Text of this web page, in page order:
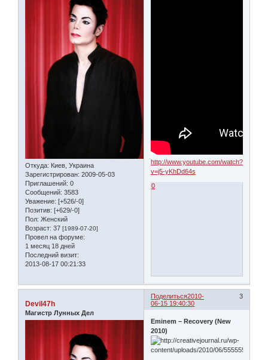
Откуда: Киев, Украина
Зарегистрирован: 2009-05-03
Приглашений: 0
Сообщений: 3583
Уважение: [+526/-0]
Позитив: [+629/-0]
Пол: Женский
Возраст: 37 [1989-07-20]
Провел на форуме:
1 месяц 18 дней
Последний визит:
2013-08-17 00:21:33
http://www.youtube.com/watch?
v=j5-yKhDd64s
0
Поделиться 3
2010-
06-15 19:40:30
Devil47h
Магистр Лунных Дел
Eminem – Recovery (New
2010)